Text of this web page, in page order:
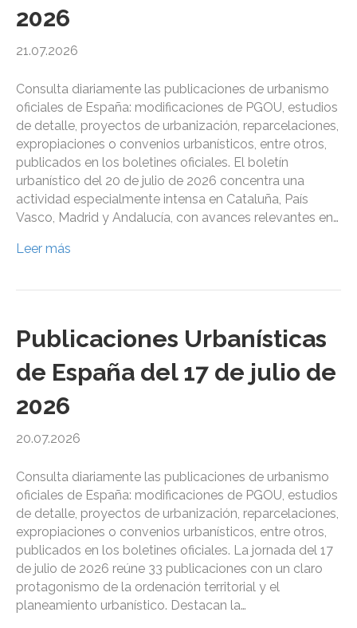
2026
21.07.2026
Consulta diariamente las publicaciones de urbanismo
oficiales de España: modificaciones de PGOU, estudios
de detalle, proyectos de urbanización, reparcelaciones,
expropiaciones o convenios urbanísticos, entre otros,
publicados en los boletines oficiales. El boletín
urbanístico del 20 de julio de 2026 concentra una
actividad especialmente intensa en Cataluña, País
Vasco, Madrid y Andalucía, con avances relevantes en…
Leer más
Publicaciones Urbanísticas
de España del 17 de julio de
2026
20.07.2026
Consulta diariamente las publicaciones de urbanismo
oficiales de España: modificaciones de PGOU, estudios
de detalle, proyectos de urbanización, reparcelaciones,
expropiaciones o convenios urbanísticos, entre otros,
publicados en los boletines oficiales. La jornada del 17
de julio de 2026 reúne 33 publicaciones con un claro
protagonismo de la ordenación territorial y el
planeamiento urbanístico. Destacan la…